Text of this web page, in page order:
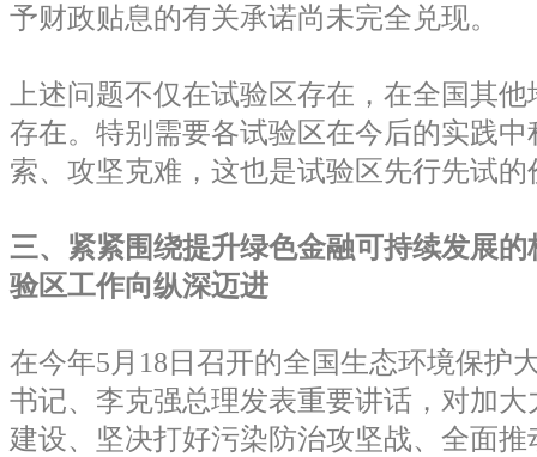
予财政贴息的有关承诺尚未完全兑现。
上述问题不仅在试验区存在，在全国其
存在。特别需要各试验区在今后的实践
索、攻坚克难，这也是试验区先行先试的
三、紧紧围绕提升绿色金融可持续发展
验区工作向纵深迈进
在今年5月18日召开的全国生态环境保护
书记、李克强总理发表重要讲话，对加
建设、坚决打好污染防治攻坚战、全面